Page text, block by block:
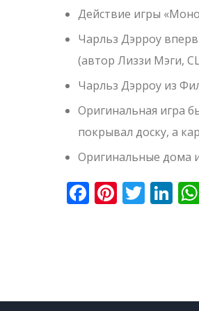
Действие игры
Чарльз Дэрроу
(автор Лиззи Мэги,
Чарльз Дэрроу из
Оригинальная игра
покрывал доску, а
Оригинальные дома
Facebook